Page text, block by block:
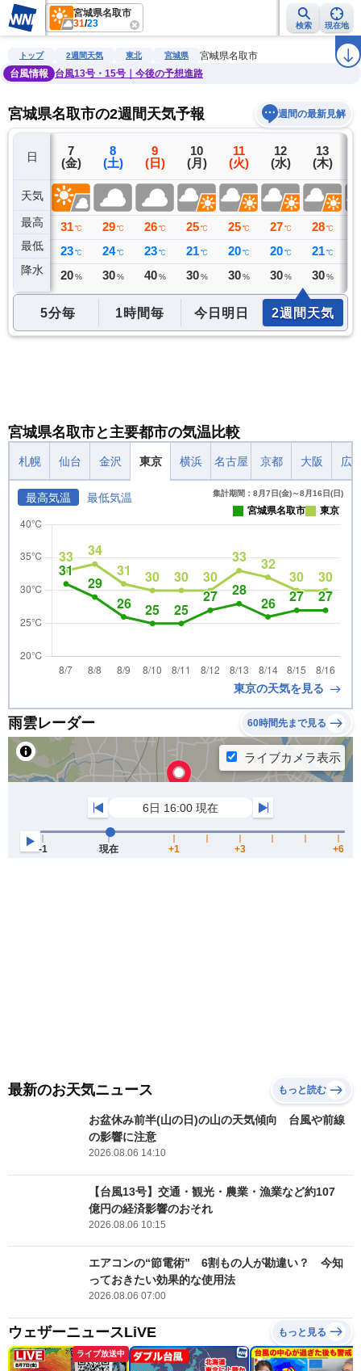
宮城県名取市
31/23 検索 現在地
雨雲レーダー 台風情報 地震情報 警報・注意報 ラ
トップ 2週間天気 東北 宮城県
宮城県名取市
台風情報
台風13号・15号｜今後の予想進路
宮城県名取市の2週間天気予報 週間の最新見解
日
天気
最高
最低
降水
6
(木)
28 ℃
21 ℃
0 ミリ
7
(金)
31 ℃
23 ℃
20 %
8
(土)
29 ℃
24 ℃
30 %
9
(日)
26 ℃
23 ℃
40 %
10
(月)
25 ℃
21 ℃
30 %
11
(火)
25 ℃
20 ℃
30 %
12
(水)
27 ℃
20 ℃
30 %
13
(木)
28 ℃
21 ℃
30 %
5分毎 1時間毎 今日明日 2週間天気
宮城県名取市と主要都市の気温比較
札幌 仙台 金沢 東京 横浜 名古屋 京都 大阪 広
最高気温 最低気温 集計期間：8月7日(金)～8月16日(日)
宮城県名取市 東京
東京の天気を見る
雨雲レーダー 60時間先まで見る
最新のお天気ニュース もっと読む
お盆休み前半(山の日)の山の天気傾向 台風や前線
の影響に注意
2026.08.06 14:10
【台風13号】交通・観光・農業・漁業など約107
億円の経済影響のおそれ
2026.08.06 10:15
エアコンの“節電術” 6割もの人が勘違い？ 今知
っておきたい効果的な使用法
2026.08.06 07:00
ウェザーニュースLiVE もっと見る
ライブ放送中